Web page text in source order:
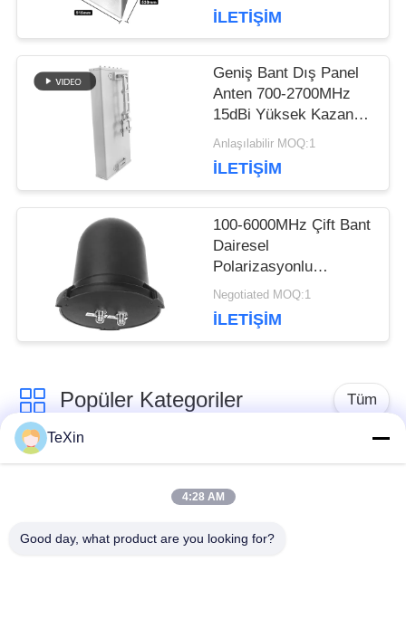
POLICY
İLETIŞIM
Geniş Bant Dış Panel
Anten 700-2700MHz
15dBi Yüksek Kazanç
50Ω 100W Cep Ağı
Sinyal Güçlendirici
Alıcısı için Rüzgar
Anlaşılabilir MOQ:1
İLETIŞIM
100-6000MHz Çift Bant
Dairesel
Polarizasyonlu
Omnidirectional
Antenna, Drone İzleme
ve Karşı önlem için
Negotiated MOQ:1
İLETIŞIM
Popüler Kategoriler Tüm
Sinyal karıştırıcı
Drone sakatlama
modülü
FPV jammer modülü RF güç amplifikatörü
TeXin
4:28 AM
Good day, what product are you looking for?